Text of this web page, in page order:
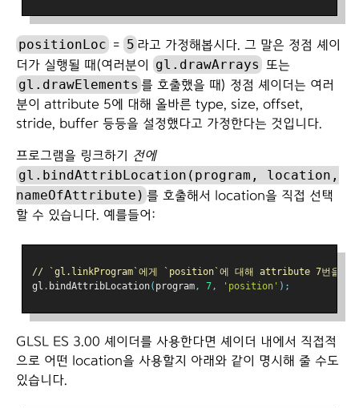
positionLoc = 5 라고 가정해봅시다. 그 말은 정점 셰이
더가 실행될 때(여러분이
gl.drawArrays 또는
gl.drawElements 를 호출했을 때) 정점 셰이더는 여러
분이 attribute 5에 대해 올바른 type, size, offset,
stride, buffer 등등을 설정했다고 가정한다는 것입니다.
프로그램을 링크하기
전에
gl.bindAttribLocation(program, location,
nameOfAttribute) 를 호출해서 location을 직접 선택
할 수 있습니다. 예를들어:
// `gl.linkProgram`에게 `position`에 대해 attribute 7번을 사용
gl . bindAttribLocation( program, 7, 'position' );
GLSL ES 3.00 셰이더를 사용한다면 셰이더 내에서 직접적
으로 어떤 location을 사용할지 아래와 같이 명시해 줄 수도
있습니다.